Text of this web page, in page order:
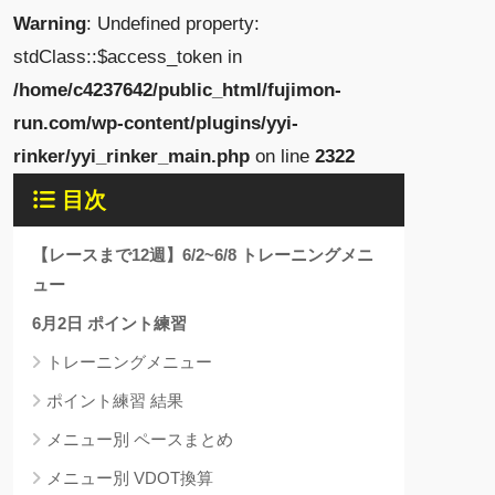
Warning: Undefined property:
stdClass::$access_token in
/home/c4237642/public_html/fujimon-
run.com/wp-content/plugins/yyi-
rinker/yyi_rinker_main.php on line 2322
目次
【レースまで12週】6/2~6/8 トレーニングメニ
ュー
6月2日 ポイント練習
トレーニングメニュー
ポイント練習 結果
メニュー別 ペースまとめ
メニュー別 VDOT換算